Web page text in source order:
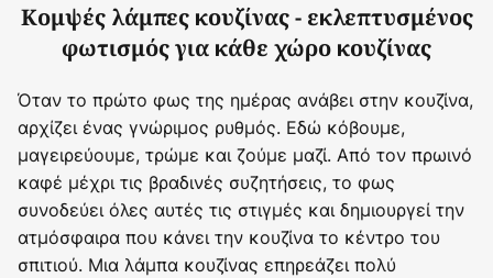
Κομψές λάμπες κουζίνας - εκλεπτυσμένος
φωτισμός για κάθε χώρο κουζίνας
Όταν το πρώτο φως της ημέρας ανάβει στην κουζίνα,
αρχίζει ένας γνώριμος ρυθμός. Εδώ κόβουμε,
μαγειρεύουμε, τρώμε και ζούμε μαζί. Από τον πρωινό
καφέ μέχρι τις βραδινές συζητήσεις, το φως
συνοδεύει όλες αυτές τις στιγμές και δημιουργεί την
ατμόσφαιρα που κάνει την κουζίνα το κέντρο του
σπιτιού. Μια λάμπα κουζίνας επηρεάζει πολύ